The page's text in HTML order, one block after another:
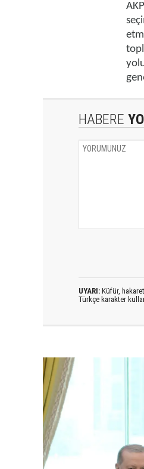
HABERE
UYARI: Küfür,
Türkçe karakter